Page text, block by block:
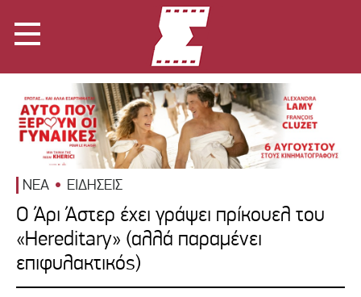
ΝΕΑ ΕΙΔΗΣΕΙΣ
Ο Άρι Άστερ έχει γράψει πρίκουελ του
«Hereditary» (αλλά παραμένει
επιφυλακτικός)